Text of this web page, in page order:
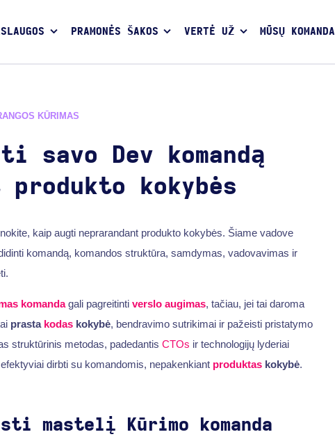
PRAMONĖS ŠAKOS VERTĖ UŽ MŪSŲ KOMANDA
KŪRIMAS
savo Dev komandą
produkto kokybės
kaip augti neprarandant produkto kokybės. Šiame vadove
komandą, komandos struktūra, samdymas, vadovavimas ir
komandagali pagreitinti verslo augimas, tačiau, jei tai daroma
prasta kodaskokybė, bendravimo sutrikimai ir pažeisti pristatymo
struktūrinis metodas, padedantis CTOs ir technologijų lyderiai
dirbti su komandomis, nepakenkiant produktaskokybė.
mastelį
Kūrimo komanda